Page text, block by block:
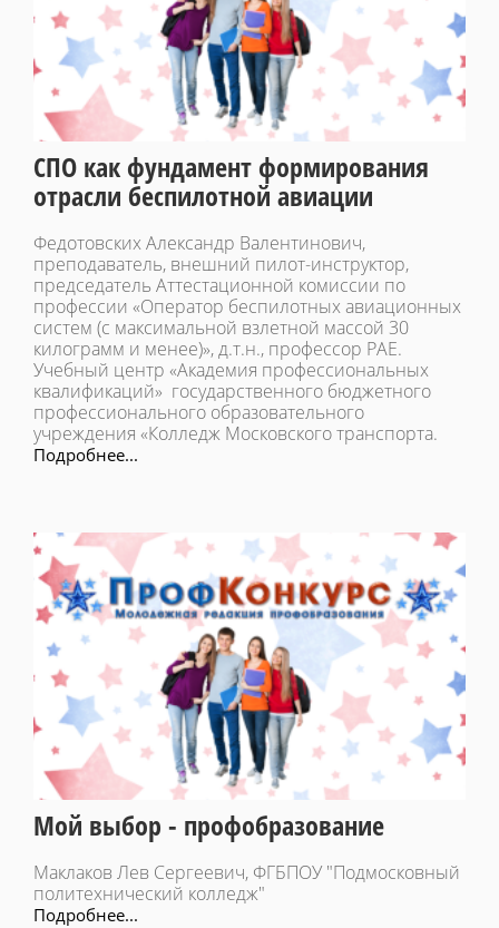
СПО как фундамент формирования
отрасли беспилотной авиации
Федотовских Александр Валентинович,
преподаватель, внешний пилот-инструктор,
председатель Аттестационной комиссии по
профессии «Оператор беспилотных авиационных
систем (с максимальной взлетной массой 30
килограмм и менее)», д.т.н., профессор РАЕ.
Учебный центр «Академия профессиональных
квалификаций» государственного бюджетного
профессионального образовательного
учреждения «Колледж Московского транспорта.
Подробнее...
Мой выбор - профобразование
Маклаков Лев Сергеевич, ФГБПОУ "Подмосковный
политехнический колледж"
Подробнее...